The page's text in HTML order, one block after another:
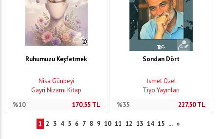
Ruhumuzu Keşfetmek
Nisa Günbeyi
Gayri Nizami Kitap
%10
170,55TL
Sondan Dört
İsmet Özel
Tiyo Yayınları
%35
227,50TL
1 2 3 4 5 6 7 8 9 10 11 12 13 14 15 ... »